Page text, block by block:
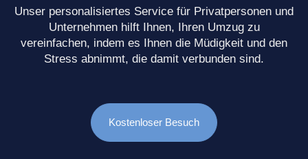
Unser personalisiertes Service für Privatpersonen und
Unternehmen hilft Ihnen, Ihren Umzug zu
vereinfachen, indem es Ihnen die Müdigkeit und den
Stress abnimmt, die damit verbunden sind.
Kostenloser Besuch